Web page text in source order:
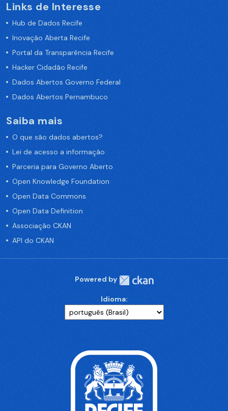
Links de Interesse
Hub de Dados Recife
Inovação Aberta Recife
Portal da Transparência Recife
Hacker Cidadão Recife
Dados Abertos Governo Federal
Dados Abertos Pernambuco
Saiba mais
O que são dados abertos?
Lei de acesso a informação
Parceria para Governo Aberto
Open Knowledge Foundation
Open Data Commons
Open Data Definition
Associação CKAN
API do CKAN
Powered by
Idioma